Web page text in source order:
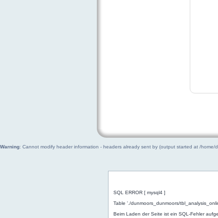
Warning: Cannot modify header information - headers already sent by (output started at /
SQL ERROR [ mysql4 ]
Table './dunmoors_dunmoors/
Beim Laden der Seite ist ein SQL-Fehler